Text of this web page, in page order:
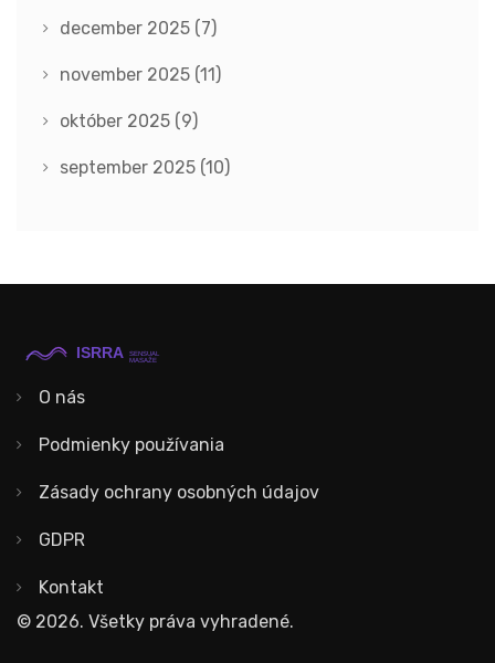
december 2025 (7)
november 2025 (11)
október 2025 (9)
september 2025 (10)
O nás
Podmienky používania
Zásady ochrany osobných údajov
GDPR
Kontakt
© 2026. Všetky práva vyhradené.